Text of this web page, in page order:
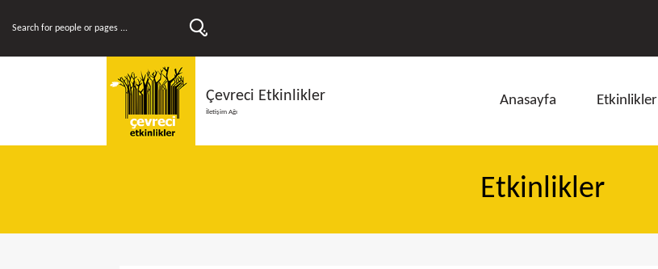
Çevreci Etkinlikler
İletişim Ağı
Anasayfa Etkinlikler
Etkinlikler